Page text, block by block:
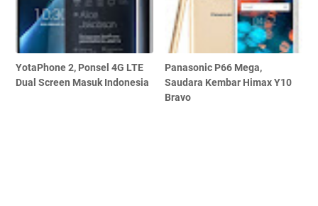
YotaPhone 2, Ponsel 4G LTE
Dual Screen Masuk Indonesia
Panasonic P66 Mega,
Saudara Kembar Himax Y10
Bravo